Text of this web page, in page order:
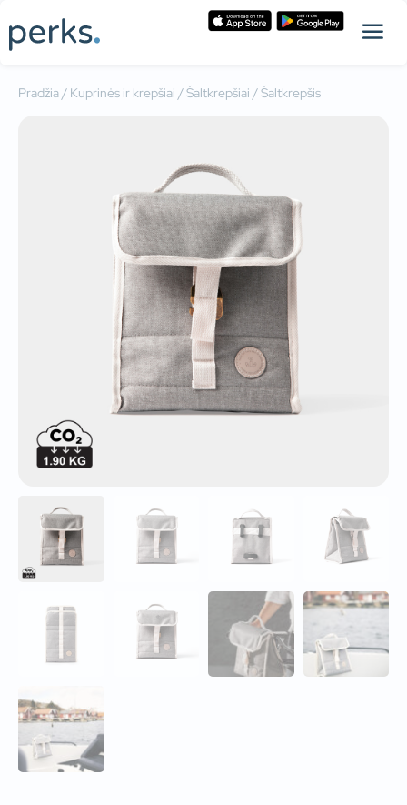
Pradžia/ Kuprinės ir krepšiai /Šaltkrepšiai / Šaltkrepšis